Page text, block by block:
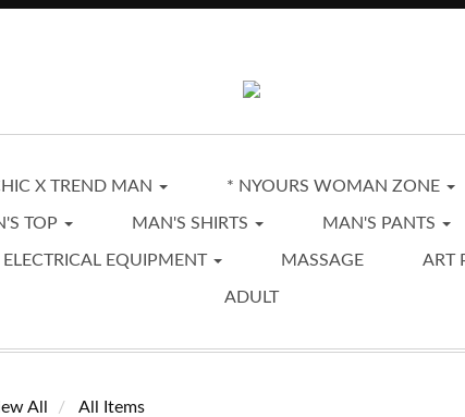
X TREND MAN * NYOURS WOMAN ZONE
TOP MAN'S SHIRTS MAN'S PANTS
EQUIPMENT MASSAGE ART
ADULT
All All Items